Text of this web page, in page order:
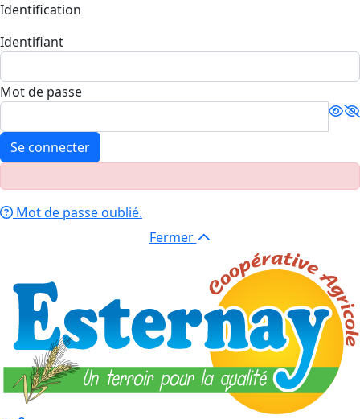
Identification
Identifiant
Mot de passe
Se connecter
Mot de passe oublié.
Fermer